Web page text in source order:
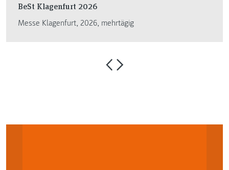
BeSt Klagenfurt 2026
Messe Klagenfurt, 2026, mehrtägig